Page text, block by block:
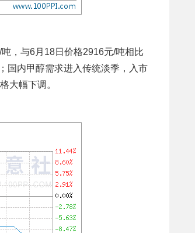
，与6月18日价格2916元/吨相比
国内甲醇需求进入传统淡季，入市
大幅下调。